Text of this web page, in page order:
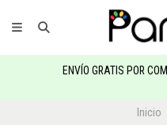
ENVÍO GRATIS POR
Inicio